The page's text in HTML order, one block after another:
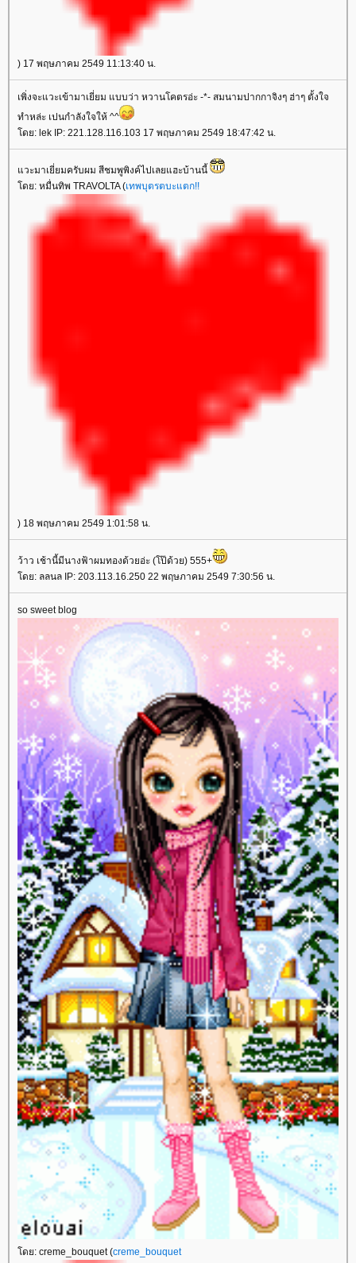
) 17 พฤษภาคม 2549 11:13:40 น.
เพิ่งจะแวะเข้ามาเยี่ยม แบบว่า หวานโคตรอ่ะ -*- สมนามปากกาจิงๆ ฮ่าๆ ตั้งใจ
ทำหล่ะ เปนกำลังใจให้ ^^
ดย: lek IP: 221.128.116.103 17 พฤษภาคม 2549 18:47:42 น.
วะมาเยี่ยมครับผม สีชมพูพิงค์ไปเลยแฮะบ้านนี้
ดย: หมื่นทิพ TRAVOLTA (เทพบุตรตบะแตก!!
) 18 พฤษภาคม 2549 1:01:58 น.
ว้าว เช้านี้มีนางฟ้าผมทองด้วยอ่ะ (โป๊ด้วย) 555+
ดย: ลลนล IP: 203.113.16.250 22 พฤษภาคม 2549 7:30:56 น.
so sweet blog
ดย: creme_bouquet (creme_bouquet